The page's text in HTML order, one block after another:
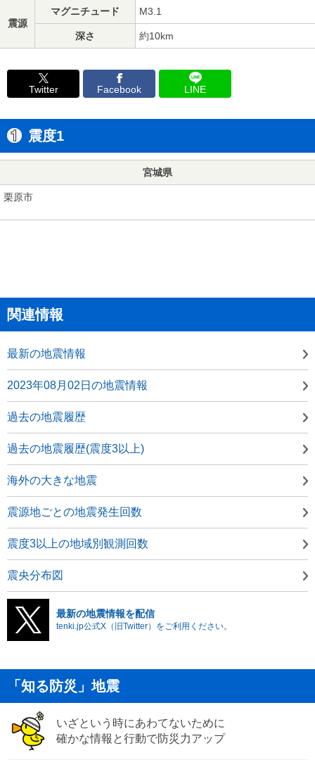
震源
マグニチュード M3.1
深さ 約10km
Twitter Facebook LINE
震度1
宮城県
栗原市
関連情報
最新の地震情報
2023年08月02日の地震情報
過去の地震履歴
過去の地震履歴(震度3以上)
海外の大きな地震
震源地ごとの地震発生回数
震度3以上の地域別観測回数
震央分布図
最新の地震情報を配信
tenki.jp公式X（旧Twitter）をご利用ください。
「知る防災」地震
いざという時にあわてないために
確かな情報と行動で防災力アップ